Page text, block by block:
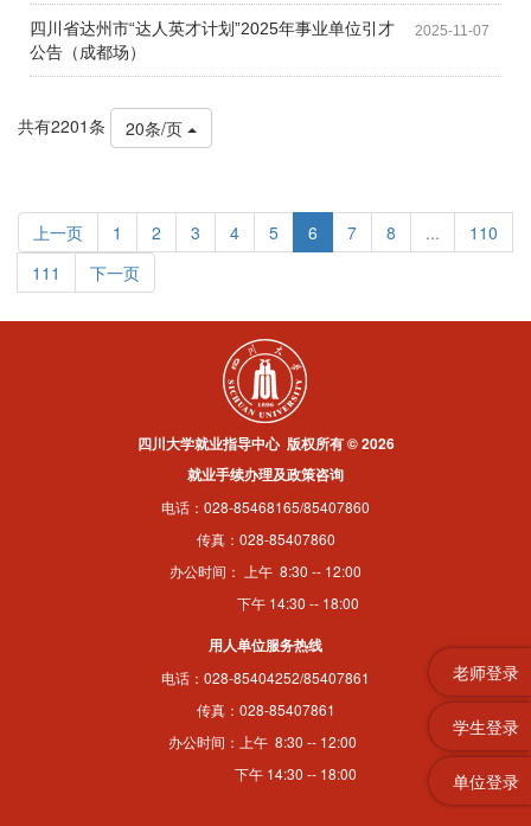
老师登录
学生登录
单位登录
2025-11-07
四川省达州市“达人英才计划”2025年事业单位引才
公告（成都场）
共有2201条 20条/页
上一页 1 2 3 4 5 6 7 8 ...
110
111
下一页
四川大学就业指导中心 版权所有 © 2026
就业手续办理及政策咨询
电话：028-85468165/85407860
传真：028-85407860
办公时间： 上午 8:30 -- 12:00
下午 14:30 -- 18:00
用人单位服务热线
电话：028-85404252/85407861
传真：028-85407861
办公时间：上午 8:30 -- 12:00
下午 14:30 -- 18:00